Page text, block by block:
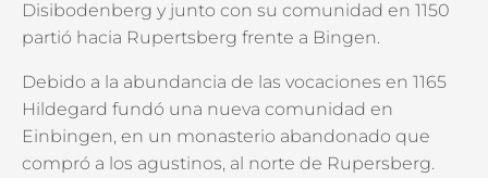
Disibodenberg y junto con su comunidad en 1150
partió hacia Rupertsberg frente a Bingen.
Debido a la abundancia de las vocaciones en 1165
Hildegard fundó una nueva comunidad en
Einbingen, en un monasterio abandonado que
compró a los agustinos, al norte de Rupersberg.